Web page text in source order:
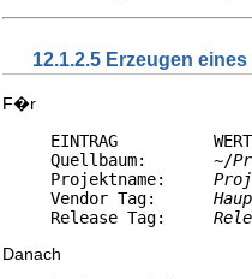
12.1.2.5 Erzeugen
F�r
EINTRAG
     Quellbaum:       ~/
     Projektname:
     Vendor Tag:
     Release Tag:
Danach